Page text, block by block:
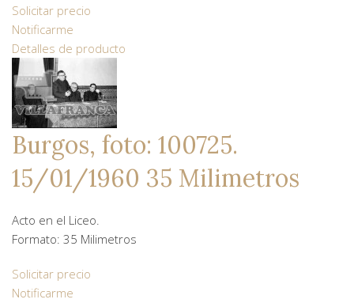
Solicitar precio
Notificarme
Detalles de producto
Burgos, foto: 100725.
15/01/1960 35 Milimetros
Acto en el Liceo.
Formato: 35 Milimetros
Solicitar precio
Notificarme